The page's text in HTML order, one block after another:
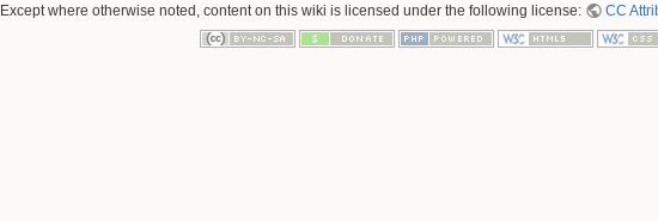
Except where otherwise noted, content on this wiki is licensed under the following license: CC